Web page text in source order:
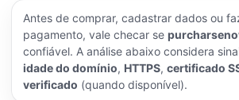
Antes de comprar, cadastrar dados ou
pagamento, vale checar se
confiável. A análise abaixo considera
idade do domínio, HTTPS, certificado
verificado (quando disponível).